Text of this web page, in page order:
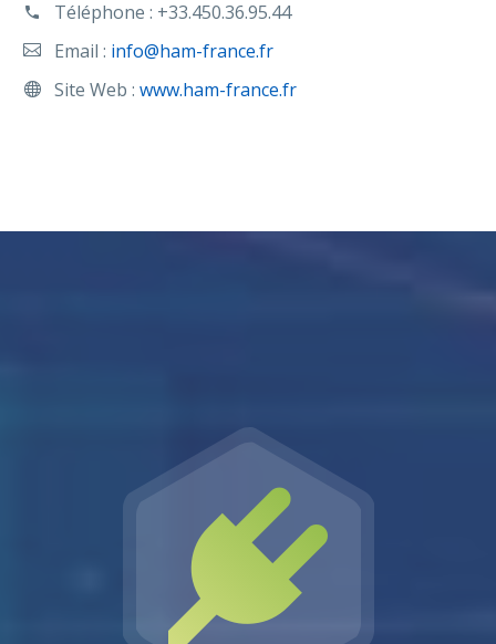
Téléphone : +33.450.36.95.44
Email : info@ham-france.fr
Site Web : www.ham-france.fr
